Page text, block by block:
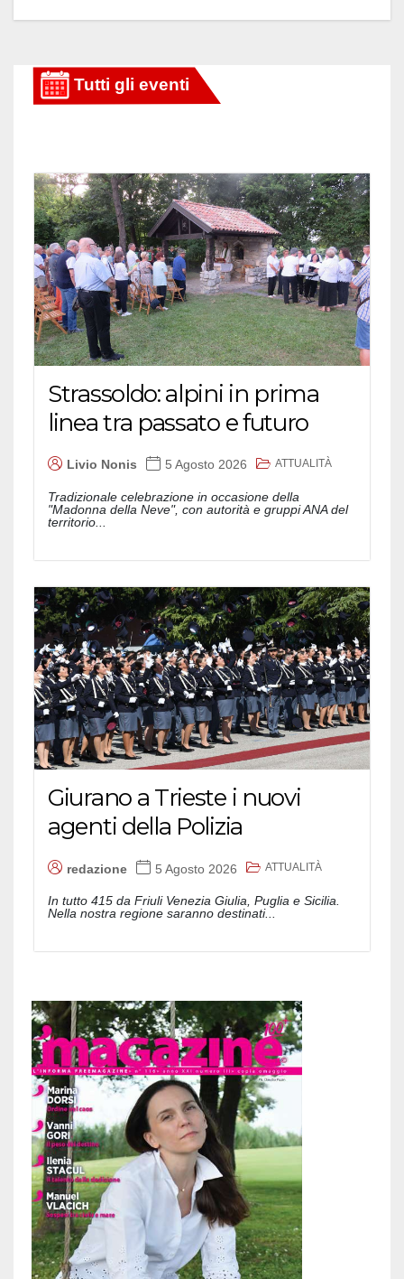
Strassoldo: alpini in prima
linea tra passato e futuro
Livio Nonis 5 Agosto 2026 ATTUALITÀ
Tradizionale celebrazione in occasione della
"Madonna della Neve", con autorità e gruppi ANA del
territorio...
Giurano a Trieste i nuovi
agenti della Polizia
redazione 5 Agosto 2026 ATTUALITÀ
In tutto 415 da Friuli Venezia Giulia, Puglia e Sicilia.
Nella nostra regione saranno destinati...